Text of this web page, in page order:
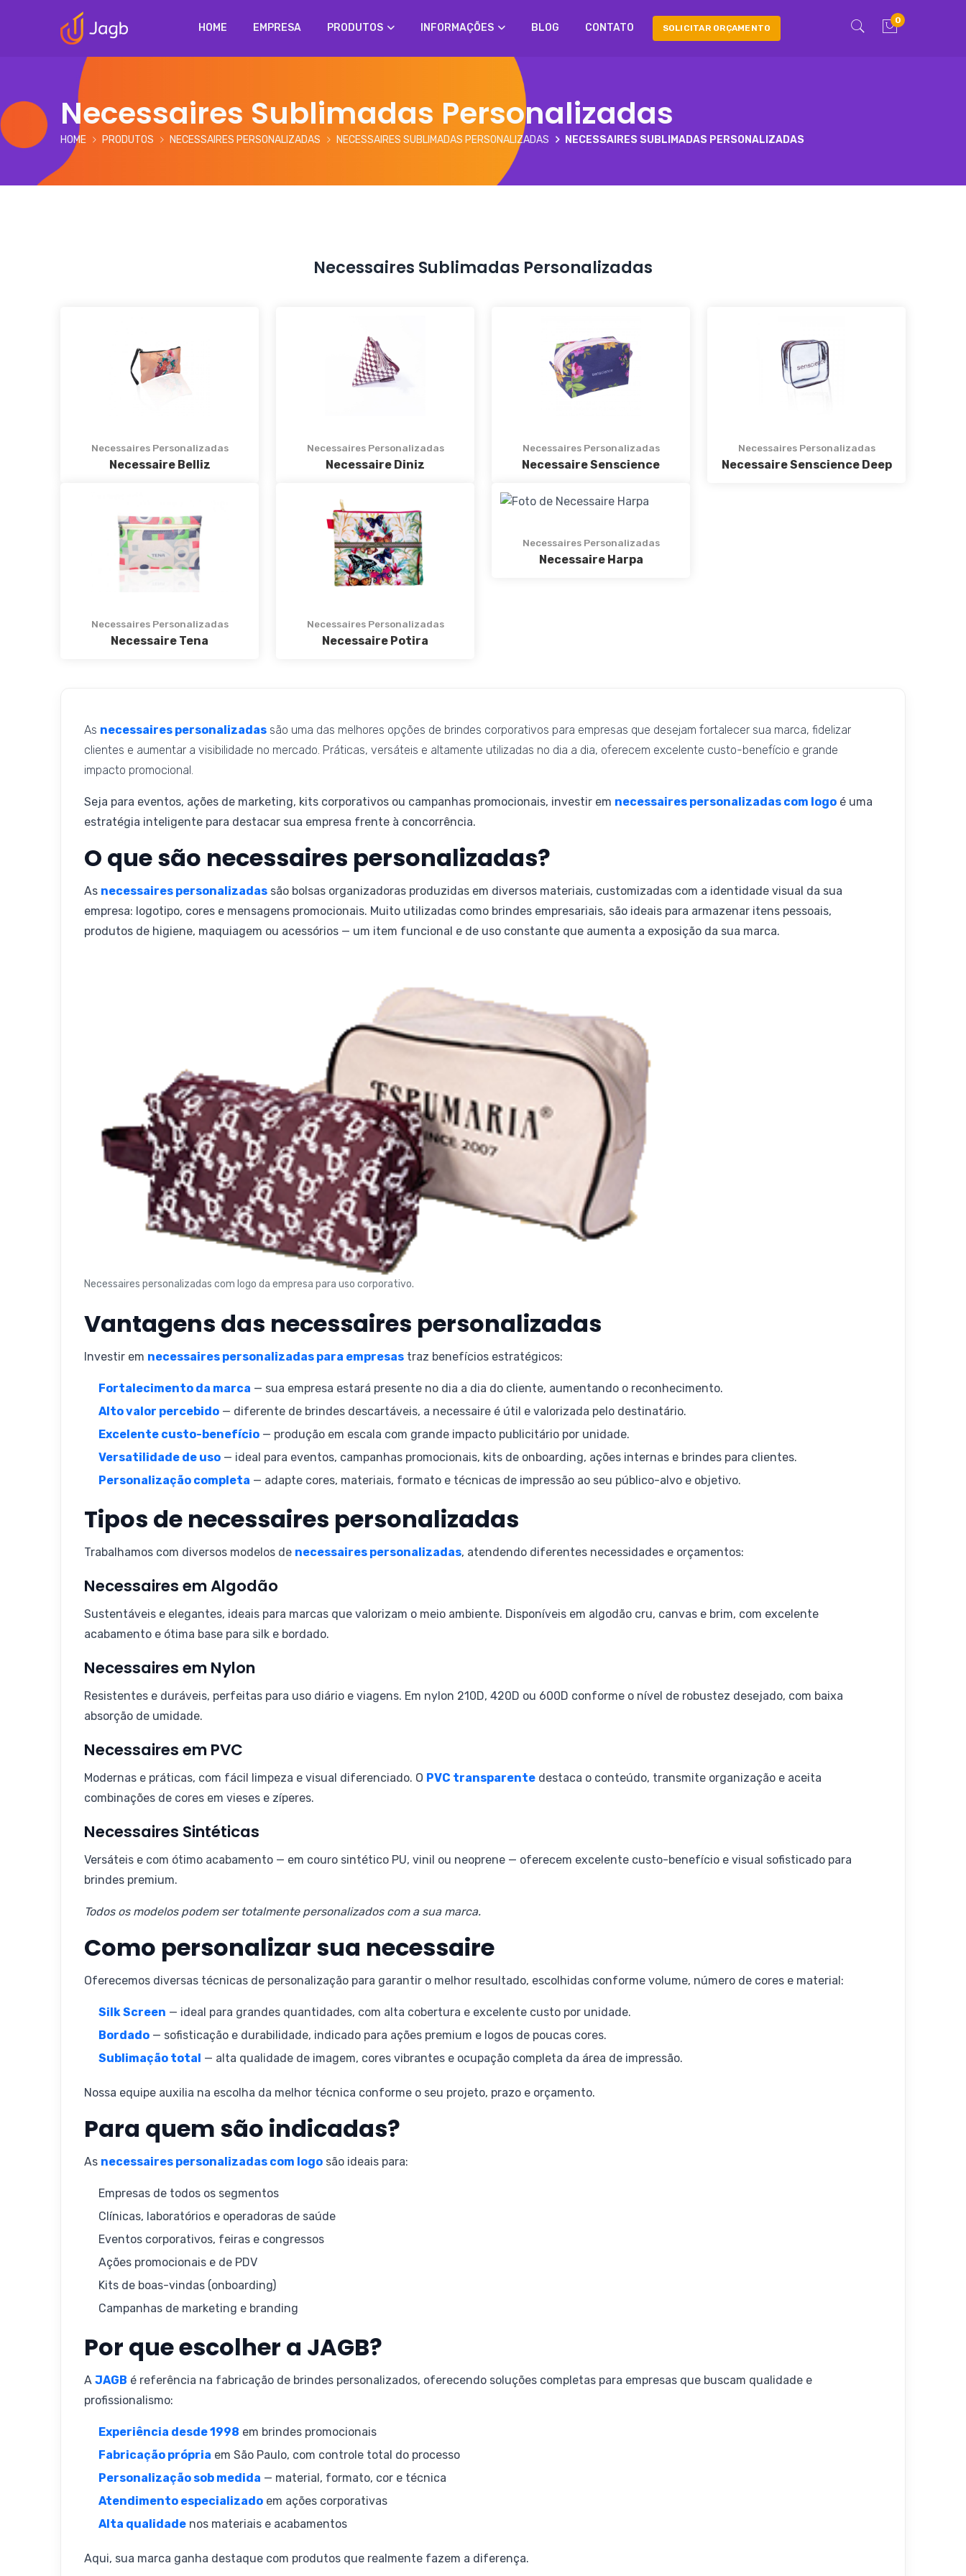
HOME EMPRESA PRODUTOS INFORMAÇÕES BLOG CONTATO SOLICITAR ORÇAMENTO
0
Necessaires Sublimadas Personalizadas
HOME PRODUTOS NECESSAIRES PERSONALIZADAS NECESSAIRES SUBLIMADAS PERSONALIZADAS NECESSAIRES SUBLIMADAS PERSONALIZADAS
Necessaires Sublimadas Personalizadas
Necessaires Personalizadas
Necessaire Belliz
Necessaires Personalizadas
Necessaire Diniz
Necessaires Personalizadas
Necessaire Senscience
Necessaires Personalizadas
Necessaire Senscience Deep
Necessaires Personalizadas
Necessaire Tena
Necessaires Personalizadas
Necessaire Potira
Necessaires Personalizadas
Necessaire Harpa
As necessaires personalizadas são uma das melhores opções de brindes corporativos para empresas que desejam fortalecer sua marca, fidelizar
clientes e aumentar a visibilidade no mercado. Práticas, versáteis e altamente utilizadas no dia a dia, oferecem excelente custo-benefício e grande
impacto promocional.
Seja para eventos, ações de marketing, kits corporativos ou campanhas promocionais, investir em necessaires personalizadas com logo é uma
estratégia inteligente para destacar sua empresa frente à concorrência.
O que são necessaires personalizadas?
As necessaires personalizadas são bolsas organizadoras produzidas em diversos materiais, customizadas com a identidade visual da sua
empresa: logotipo, cores e mensagens promocionais. Muito utilizadas como brindes empresariais, são ideais para armazenar itens pessoais,
produtos de higiene, maquiagem ou acessórios — um item funcional e de uso constante que aumenta a exposição da sua marca.
Necessaires personalizadas com logo da empresa para uso corporativo.
Vantagens das necessaires personalizadas
Investir em necessaires personalizadas para empresas traz benefícios estratégicos:
Fortalecimento da marca — sua empresa estará presente no dia a dia do cliente, aumentando o reconhecimento.
Alto valor percebido — diferente de brindes descartáveis, a necessaire é útil e valorizada pelo destinatário.
Excelente custo-benefício — produção em escala com grande impacto publicitário por unidade.
Versatilidade de uso — ideal para eventos, campanhas promocionais, kits de onboarding, ações internas e brindes para clientes.
Personalização completa — adapte cores, materiais, formato e técnicas de impressão ao seu público-alvo e objetivo.
Tipos de necessaires personalizadas
Trabalhamos com diversos modelos de necessaires personalizadas, atendendo diferentes necessidades e orçamentos:
Necessaires em Algodão
Sustentáveis e elegantes, ideais para marcas que valorizam o meio ambiente. Disponíveis em algodão cru, canvas e brim, com excelente
acabamento e ótima base para silk e bordado.
Necessaires em Nylon
Resistentes e duráveis, perfeitas para uso diário e viagens. Em nylon 210D, 420D ou 600D conforme o nível de robustez desejado, com baixa
absorção de umidade.
Necessaires em PVC
Modernas e práticas, com fácil limpeza e visual diferenciado. O PVC transparente destaca o conteúdo, transmite organização e aceita
combinações de cores em vieses e zíperes.
Necessaires Sintéticas
Versáteis e com ótimo acabamento — em couro sintético PU, vinil ou neoprene — oferecem excelente custo-benefício e visual sofisticado para
brindes premium.
Todos os modelos podem ser totalmente personalizados com a sua marca.
Como personalizar sua necessaire
Oferecemos diversas técnicas de personalização para garantir o melhor resultado, escolhidas conforme volume, número de cores e material:
Silk Screen — ideal para grandes quantidades, com alta cobertura e excelente custo por unidade.
Bordado — sofisticação e durabilidade, indicado para ações premium e logos de poucas cores.
Sublimação total — alta qualidade de imagem, cores vibrantes e ocupação completa da área de impressão.
Nossa equipe auxilia na escolha da melhor técnica conforme o seu projeto, prazo e orçamento.
Para quem são indicadas?
As necessaires personalizadas com logo são ideais para:
Empresas de todos os segmentos
Clínicas, laboratórios e operadoras de saúde
Eventos corporativos, feiras e congressos
Ações promocionais e de PDV
Kits de boas-vindas (onboarding)
Campanhas de marketing e branding
Por que escolher a JAGB?
A JAGB é referência na fabricação de brindes personalizados, oferecendo soluções completas para empresas que buscam qualidade e
profissionalismo:
Experiência desde 1998 em brindes promocionais
Fabricação própria em São Paulo, com controle total do processo
Personalização sob medida — material, formato, cor e técnica
Atendimento especializado em ações corporativas
Alta qualidade nos materiais e acabamentos
Aqui, sua marca ganha destaque com produtos que realmente fazem a diferença.